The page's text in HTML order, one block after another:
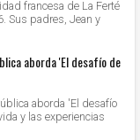
francesa de La Ferté
Sus padres, Jean y
aborda 'El desafío de
aborda 'El desafío
y las experiencias